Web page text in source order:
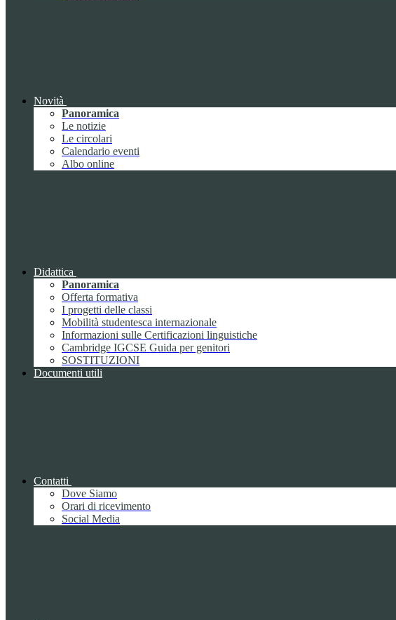
Novità
Panoramica
Le notizie
Le circolari
Calendario eventi
Albo online
Didattica
Panoramica
Offerta formativa
I progetti delle classi
Mobilità studentesca internazionale
Informazioni sulle Certificazioni linguistiche
Cambridge IGCSE Guida per genitori
SOSTITUZIONI
Documenti utili
Contatti
Dove Siamo
Orari di ricevimento
Social Media